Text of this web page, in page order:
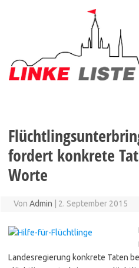
fordert konkrete
Worte
Von Admin 2. September 2015
Landes­regierung konkrete Taten